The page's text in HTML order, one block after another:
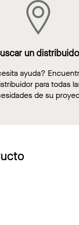
un
ayuda?
para todas
de su